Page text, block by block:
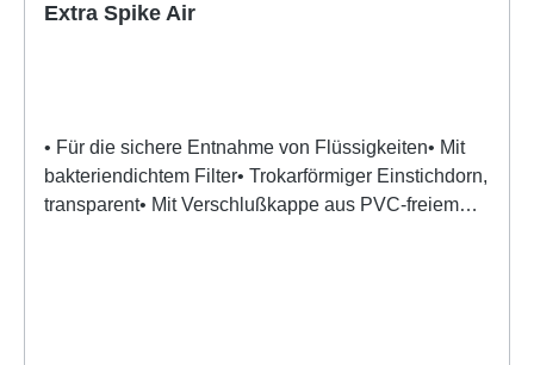
Extra Spike Air
• Für die sichere Entnahme von Flüssigkeiten• Mit
bakteriendichtem Filter• Trokarförmiger Einstichdorn,
transparent• Mit Verschlußkappe aus PVC-freiem